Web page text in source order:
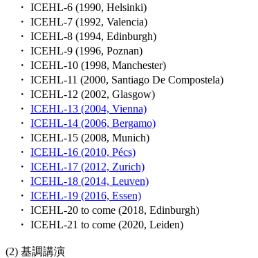
・ ICEHL-6 (1990, Helsinki)
・ ICEHL-7 (1992, Valencia)
・ ICEHL-8 (1994, Edinburgh)
・ ICEHL-9 (1996, Poznan)
・ ICEHL-10 (1998, Manchester)
・ ICEHL-11 (2000, Santiago De Compostela)
・ ICEHL-12 (2002, Glasgow)
・ ICEHL-13 (2004, Vienna)
・ ICEHL-14 (2006, Bergamo)
・ ICEHL-15 (2008, Munich)
・ ICEHL-16 (2010, Pécs)
・ ICEHL-17 (2012, Zurich)
・ ICEHL-18 (2014, Leuven)
・ ICEHL-19 (2016, Essen)
・ ICEHL-20 to come (2018, Edinburgh)
・ ICEHL-21 to come (2020, Leiden)
(2) 基調講演